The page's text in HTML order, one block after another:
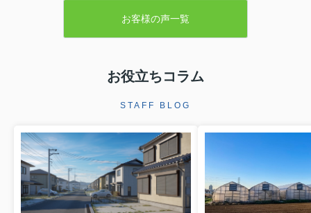
お客様の声一覧
お役立ちコラム
STAFF BLOG